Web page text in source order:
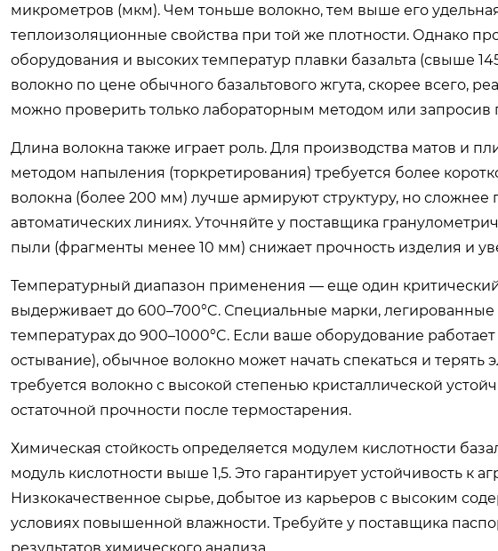
микрометров (мкм). Чем тоньше волокно, тем выше его
теплоизоляционные свойства при той же плотности. Однако
оборудования и высоких температур плавки базальта (свыше
волокно по цене обычного базальтового жгута, скорее всего,
можно проверить только лабораторным методом или
Длина волокна также играет роль. Для производства матов и
методом напыления (торкретирования) требуется более
волокна (более 200 мм) лучше армируют структуру, но
автоматических линиях. Уточняйте у поставщика
пыли (фрагменты менее 10 мм) снижает прочность изделия и
Температурный диапазон применения — еще один критический
выдерживает до 600–700°C. Специальные марки,
температурах до 900–1000°C. Если ваше оборудование
остывание), обычное волокно может начать спекаться и терять
требуется волокно с высокой степенью кристаллической
остаточной прочности после термостарения.
Химическая стойкость определяется модулем кислотности
модуль кислотности выше 1,5. Это гарантирует устойчивость к
Низкокачественное сырье, добытое из карьеров с высоким
условиях повышенной влажности. Требуйте у поставщика